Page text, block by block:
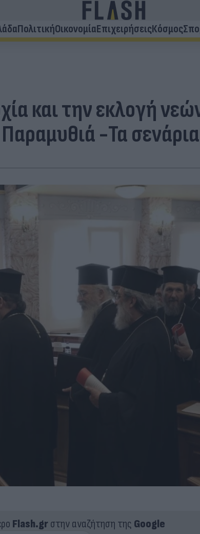
ΠολιτικήΟικονομίαΕπιχειρήσειςΚόσμος
και την εκλογή
-Τα
Flash.grστην αναζήτηση της Google